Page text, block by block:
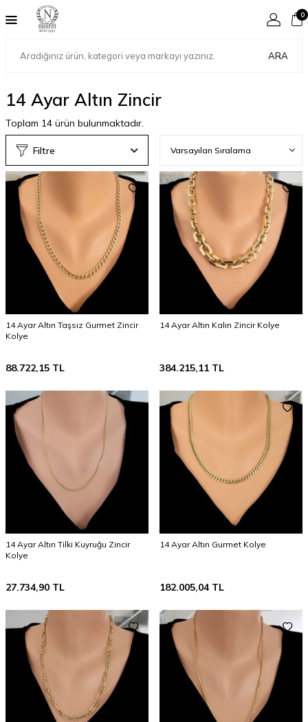
ARA
0
14 Ayar Altın Zincir
Toplam 14 ürün bulunmaktadır.
Filtre
14 Ayar Altın Taşsız Gurmet Zincir
Kolye
88.722,15 TL
14 Ayar Altın Kalın Zincir Kolye
384.215,11 TL
14 Ayar Altın Tilki Kuyruğu Zincir
Kolye
27.734,90 TL
14 Ayar Altın Gurmet Kolye
182.005,04 TL